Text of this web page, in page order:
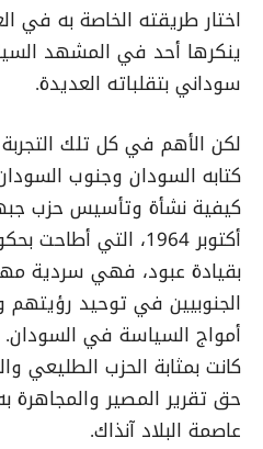
اختار طريقته الخاصة به في
ينكرها أحد في المشهد
سوداني بتقلباته العديدة.
لكن الأهم في كل تلك
كتابه السودان وجنوب
كيفية نشأة وتأسيس حزب
أكتوبر 1964، التي
بقيادة عبود، فهي سردية
الجنوبيين في توحيد
أمواج السياسة في
كانت بمثابة الحزب الطليعي
حق تقرير المصير والمجاهرة
عاصمة البلاد آنذاك.